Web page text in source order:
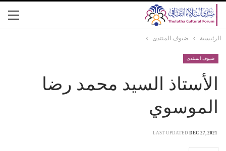
الرئيسية ضيوف المنتدى
ضيوف المنتدى
الأستاذ السيد محمد رضا
الموسوي
LAST UPDATED DEC 27, 2021